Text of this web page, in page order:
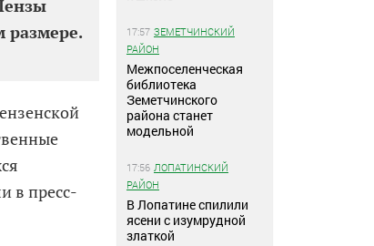
размере.
в пресс-
17:57 ЗЕМЕТЧИНСКИЙ
РАЙОН
Межпоселенческая
библиотека
Земетчинского
района станет
модельной
17:56 ЛОПАТИНСКИЙ
РАЙОН
В Лопатине спилили
ясени с изумрудной
златкой